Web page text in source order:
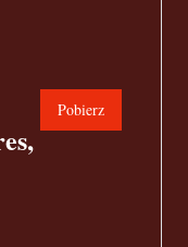
Pobierz